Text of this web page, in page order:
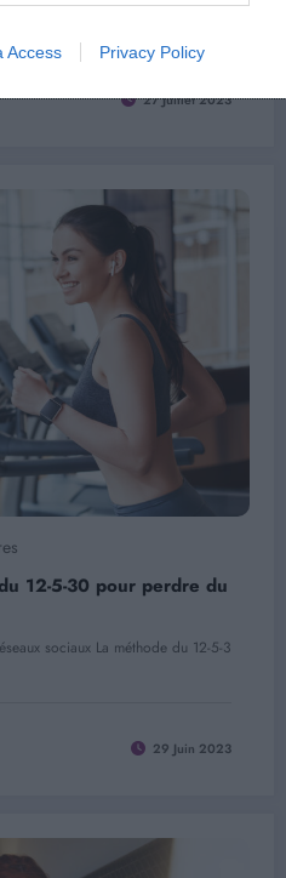
Access Privacy Policy
27 Juillet 2023
12-5-30 pour perdre du
sociaux La méthode du 12-5-3
29 Juin 2023